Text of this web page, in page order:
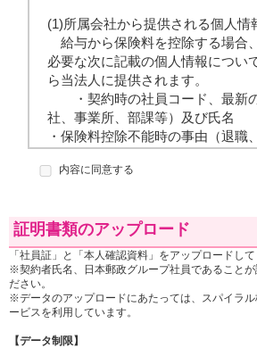
す。
2. 取得する情報の種類と取得方法
業務上必要な範囲で、お客さまの
年月日等の情報を取得いたします
お客さまに保険契約の申込書や請
出いただくこと等により、取得さ
ネットやハガキ等で取得させてい
3. 利用目的
お客さまの個人情報は、次の業務
のみ利用いたします。ただし、保
情報については、保険業法施行規
規定により限定された目的以外に
(1)所属会社から提供される個人情
給与から保険料を控除する場合
必要な次に記載の個人情報につい
ら当法人に提供されます。
・契約時の社員コード、最新
社、事業所、部課等）及び氏名
・保険料控除不能時の事由（退職
当法人は、本契約に関する個人情
受・支払の判断、本契約の履行、
う商品・各種サービスの案内・提
とする範囲で、取得・利用・提供
内容に同意する
証明書類のアップロード
「社員証」と「本人確認資料」をアップロードして
※契約者氏名、日本郵政グループ社員であることが
ださい。
※データのアップロードにあたっては、スパイラ
ービスを利用しています。
【データ制限】